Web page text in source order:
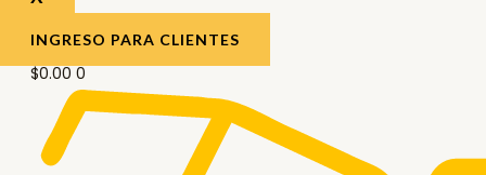
INGRESO PARA CLIENTES
$0.00 0